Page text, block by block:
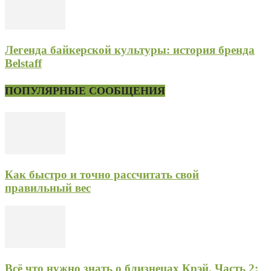
Легенда байкерской культуры: история бренда
Belstaff
ПОПУЛЯРНЫЕ СООБЩЕНИЯ
Как быстро и точно рассчитать свой
правильный вес
Всё что нужно знать о близнецах Крэй. Часть 2: